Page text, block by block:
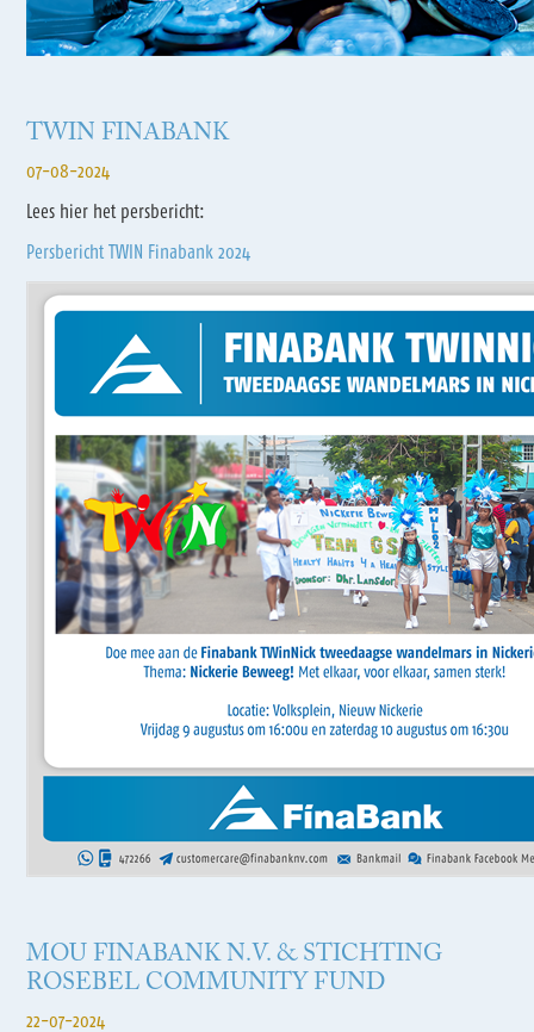
TWIN FINABANK
07-08-2024
Lees hier het persbericht:
Persbericht TWIN Finabank 2024
MOU FINABANK N.V. & STICHTING
ROSEBEL COMMUNITY FUND
22-07-2024